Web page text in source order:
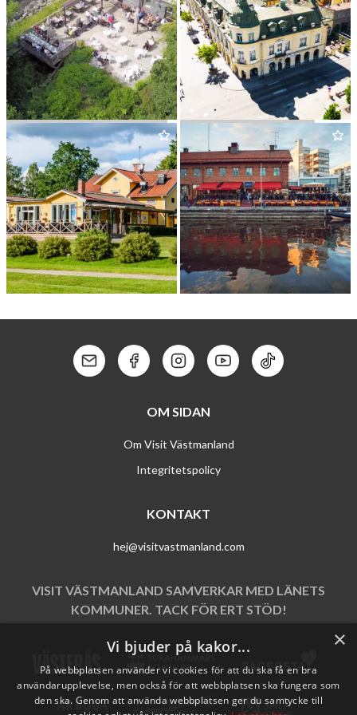
FALKEN­BERGS­KA KVARNEN SJÖ­MANS KONDITORI
Kontakt: MailKontakt: Facebook
Kontakt: Instagram
Kontakt: Youtube
Kontakt: Tik
OM SIDAN
Om Visit Västmanland
Integritetspolicy
KONTAKT
hej@visitvastmanland.com
VISIT VÄSTMANLAND SAMVERKAR MED LÄNETS
KOMMUNER. TACK FÖR ERT STÖD!
×
Vi bjuder på kakor...
På webbplatsen använder vi cookies för att du ska få en bra
användarupplevelse, men också för att webbplatsen ska fungera som
den ska. Genom att använda webbplatsen ger du samtycke till